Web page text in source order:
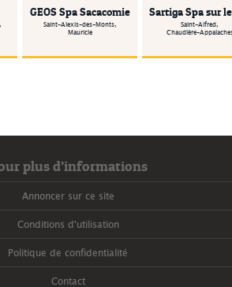
GEOS Spa Sacacomie
Saint-Alexis-des-Monts,
Mauricie
Sartiga Spa sur
Saint-Alfred,
Chaudière-
plus d’informations
Annoncer sur ce site
Conditions d'utilisation
Politique de confidentialité
Contact